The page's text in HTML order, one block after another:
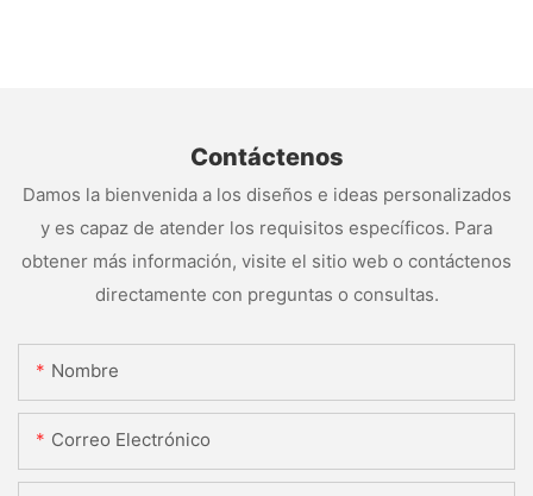
Contáctenos
Damos la bienvenida a los diseños e ideas personalizados
y es capaz de atender los requisitos específicos. Para
obtener más información, visite el sitio web o contáctenos
directamente con preguntas o consultas.
Nombre
Correo Electrónico